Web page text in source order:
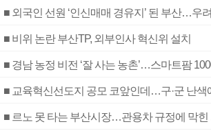
■ 외국인 선원 ‘인신매매 경유지’ 된 부산…우
■ 비위 논란 부산TP, 외부인사 혁신위 설치
■ 경남 농정 비전 ‘잘 사는 농촌’…스마트팜
■ 교육혁신선도지 공모 코앞인데…구·군 난색
■ 르노 못 타는 부산시장…관용차 규정에 막힌